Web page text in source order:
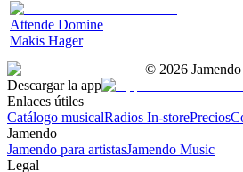
Attende Domine
Makis Hager
© 2026
Descargar la app
Enlaces útiles
Catálogo musicalRadios In-storePrecios
Jamendo
Jamendo para artistasJamendo Music
Legal